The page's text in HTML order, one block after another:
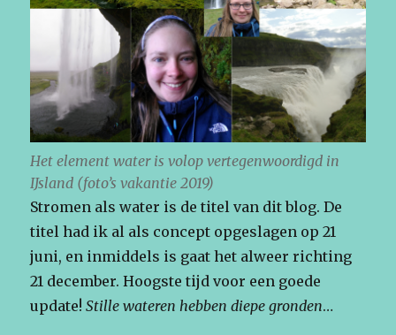
Het element water is volop vertegenwoordigd in
IJsland (foto’s vakantie 2019)
Stromen als water is de titel van dit blog. De
titel had ik al als concept opgeslagen op 21
juni, en inmiddels is gaat het alweer richting
21 december. Hoogste tijd voor een goede
update!Stille wateren hebben diepe gronden…